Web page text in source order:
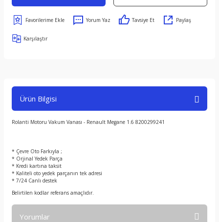
Yorum Yaz Tavsiye Et Paylaş
Karşılaştır
Ürün Bilgisi
Rolanti Motoru Vakum Vanası - Renault Megane 1.6 8200299241
* Çevre Oto Farkıyla ;
* Orjinal Yedek Parça
* Kredi kartına taksit
* Kaliteli oto yedek parçanın tek adresi
* 7/24 Canlı destek
Belirtilen kodlar referans amaçlıdır.
Yorumlar